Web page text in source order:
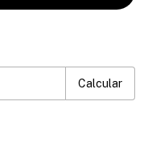
Calcular